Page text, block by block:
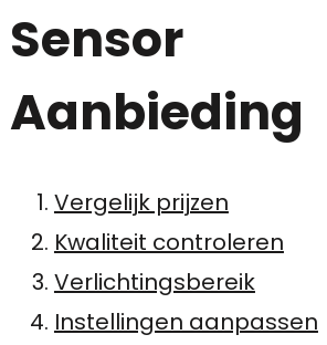
Sensor
Aanbieding
Vergelijk prijzen
Kwaliteit controleren
Verlichtingsbereik
Instellingen aanpassen